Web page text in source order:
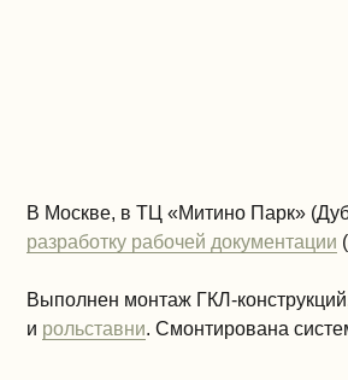
В Москве, в ТЦ «Митино Парк»
разработку рабочей документации
Выполнен монтаж ГКЛ-
и рольставни. Смонтирована